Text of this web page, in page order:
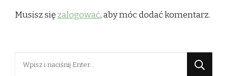
Musisz sięzalogować, aby móc dodać komentarz.